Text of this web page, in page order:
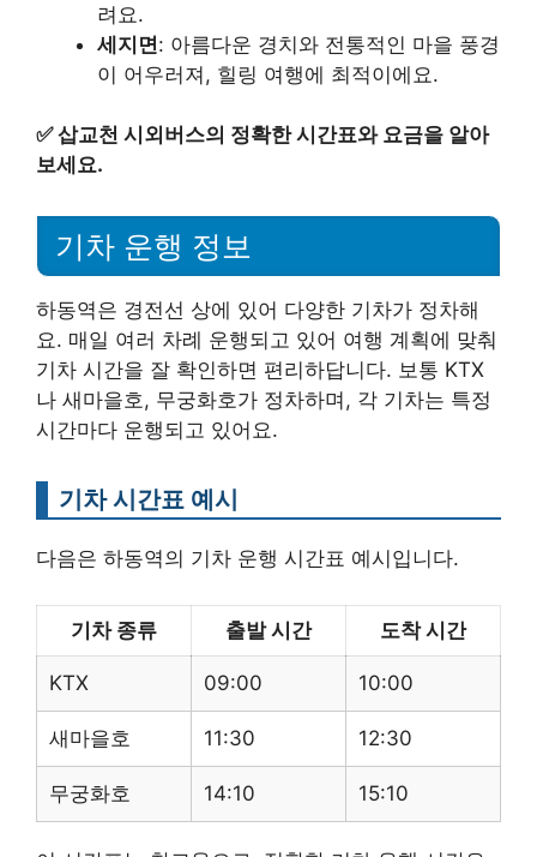
려요.
세지면: 아름다운 경치와 전통적인 마을 풍경
이 어우러져, 힐링 여행에 최적이에요.
✅삽교천 시외버스의 정확한 시간표와 요금을 알아
보세요.
기차 운행 정보
하동역은 경전선 상에 있어 다양한 기차가 정차해
요. 매일 여러 차례 운행되고 있어 여행 계획에 맞춰
기차 시간을 잘 확인하면 편리하답니다. 보통 KTX
나 새마을호, 무궁화호가 정차하며, 각 기차는 특정
시간마다 운행되고 있어요.
기차 시간표 예시
다음은 하동역의 기차 운행 시간표 예시입니다.
기차 종류 출발 시간 도착 시간
KTX 09:00 10:00
새마을호 11:30 12:30
무궁화호 14:10 15:10